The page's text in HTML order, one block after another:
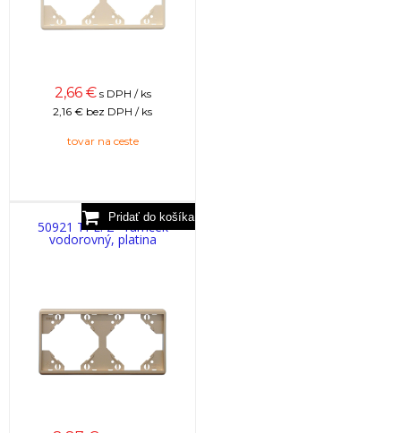
2,66 € s DPH / ks
2,16 € bez DPH / ks
tovar na ceste
50921 TPL: 2 - rámček
vodorovný, platina